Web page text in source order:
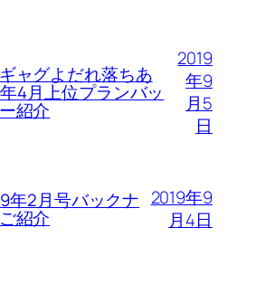
ギャグよだれ落ちあ
4月上位プランバッ
紹介
2019
年9
月5
日
年2月号バックナ
紹介
2019年9
月4日